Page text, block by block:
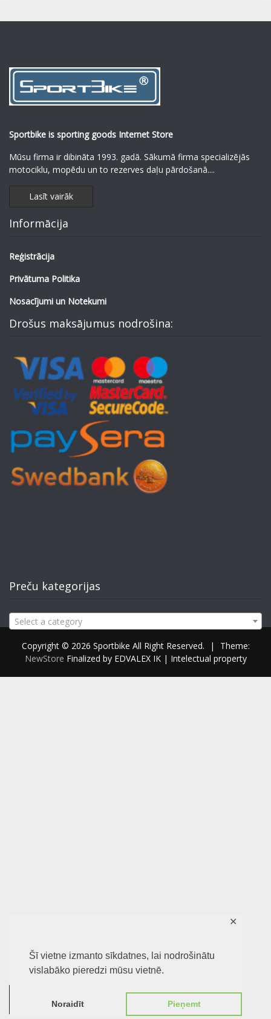
Šī vietne izmanto sīkdatnes, lai nodrošinātu
vislabāko pieredzi mūsu vietnē.
Noraidīt Pieņemt
✕
Sportbike is sporting goods Internet Store
Mūsu firma ir dibināta 1993. gadā. Sākumā firma specializējās
motociklu, mopēdu un to rezerves daļu pārdošanā....
Lasīt vairāk
Informācija
Reģistrācija
Privātuma Politika
Nosacījumi un Notekumi
Drošus maksājumus nodrošina:
Preču kategorijas
Select a category
Copyright © 2026 Sportbike All Right Reserved. |
Theme:
NewStore Finalized by EDVALEX IK | Intelectual property